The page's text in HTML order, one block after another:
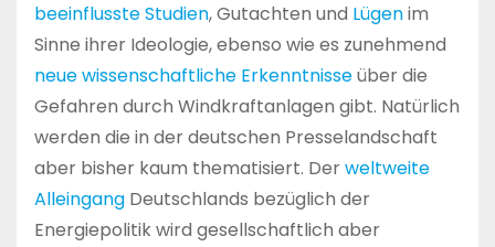
beeinflusste Studien, Gutachten und Lügenim
Sinne ihrer Ideologie, ebenso wie es zunehmend
neue wissenschaftliche Erkenntnisseüber die
Gefahren durch Windkraftanlagen gibt. Natürlich
werden die in der deutschen Presselandschaft
aber bisher kaum thematisiert. Derweltweite
Alleingang Deutschlands bezüglich der
Energiepolitik wird gesellschaftlich aber